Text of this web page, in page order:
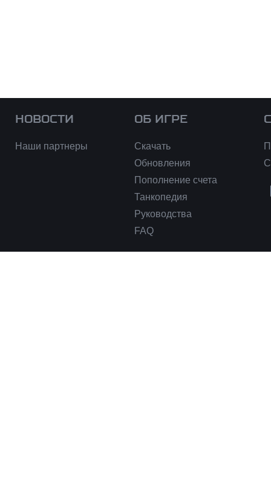
НОВОСТИ
Наши партнеры
ОБ ИГРЕ
Скачать
Обновления
Пополнение счета
Танкопедия
Руководства
FAQ